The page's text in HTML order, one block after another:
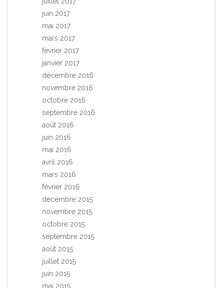
juin 2017
mai 2017
mars 2017
février 2017
janvier 2017
décembre 2016
novembre 2016
octobre 2016
septembre 2016
août 2016
juin 2016
mai 2016
avril 2016
mars 2016
février 2016
décembre 2015
novembre 2015
octobre 2015
septembre 2015
août 2015
juillet 2015
juin 2015
mai 2015